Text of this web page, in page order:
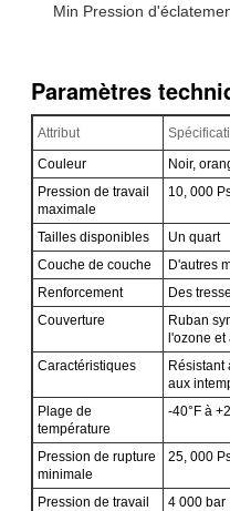
Min Pression
Paramètres
Attribut
Couleur
Noir,
Pression de travail
maximale
10, 000
Tailles disponibles
Un quart
Couche de couche
D'autres
Renforcement
Des
Couverture
Ruban
l'ozone
Caractéristiques
Résistant
aux
Plage de
température
-40°F à
Pression de rupture
minimale
25, 000
Pression de travail 4 000 bar